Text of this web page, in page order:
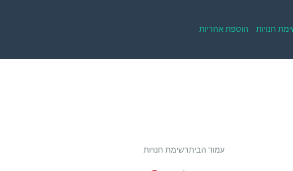
חנויות הוספת אחריות
עמוד הביתרשימת חנויות